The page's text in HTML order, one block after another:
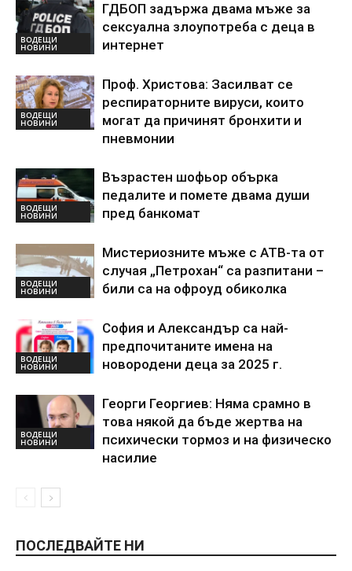
ВОДЕЩИ
НОВИНИ
ГДБОП задържа двама мъже за
сексуална злоупотреба с деца в
интернет
ВОДЕЩИ
НОВИНИ
Проф. Христова: Засилват се
респираторните вируси, които
могат да причинят бронхити и
пневмонии
ВОДЕЩИ
НОВИНИ
Възрастен шофьор обърка
педалите и помете двама души
пред банкомат
ВОДЕЩИ
НОВИНИ
Мистериозните мъже с АТВ-та от
случая „Петрохан“ са разпитани –
били са на офроуд обиколка
ВОДЕЩИ
НОВИНИ
София и Александър са най-
предпочитаните имена на
новородени деца за 2025 г.
ВОДЕЩИ
НОВИНИ
Георги Георгиев: Няма срамно в
това някой да бъде жертва на
психически тормоз и на физическо
насилие
ПОСЛЕДВАЙТЕ НИ